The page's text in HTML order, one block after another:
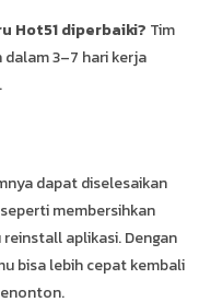
Hot51 diperbaiki? Tim
3–7 hari kerja
dapat diselesaikan
membersihkan
aplikasi. Dengan
bisa lebih cepat kembali